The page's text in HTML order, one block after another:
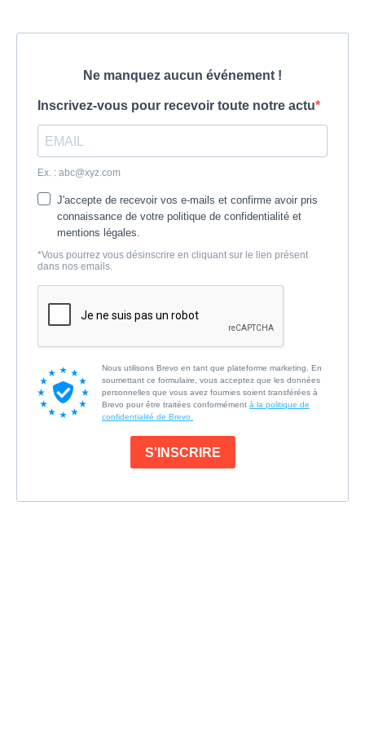
Ne manquez aucun événement !
Inscrivez-vous pour recevoir toute notre actu
Ex. : abc@xyz.com
J'accepte de recevoir vos e-mails et confirme avoir pris
connaissance de votre politique de confidentialité et
mentions légales.
*Vous pourrez vous désinscrire en cliquant sur le lien présent
dans nos emails.
Nous utilisons Brevo en tant que plateforme marketing. En
soumettant ce formulaire, vous acceptez que les données
personnelles que vous avez fournies soient transférées à
Brevo pour être traitées conformément à la politique de
confidentialité de Brevo.
S'INSCRIRE